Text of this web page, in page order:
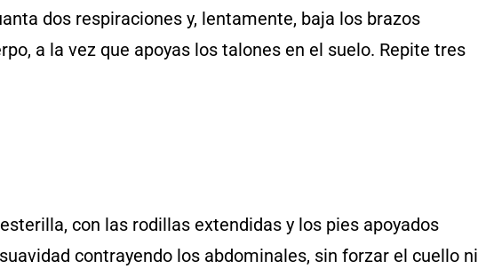
dos respiraciones y, lentamente, baja los brazos
a la vez que apoyas los talones en el suelo. Repite tres
con las rodillas extendidas y los pies apoyados
contrayendo los abdominales, sin forzar el cuello ni